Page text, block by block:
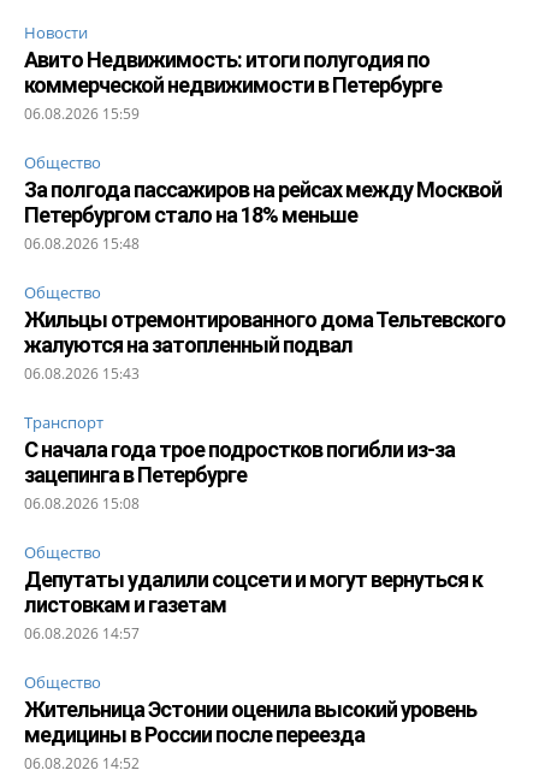
Новости
Авито Недвижимость: итоги полугодия по
коммерческой недвижимости в Петербурге
06.08.2026 15:59
Общество
За полгода пассажиров на рейсах между Москвой
Петербургом стало на 18% меньше
06.08.2026 15:48
Общество
Жильцы отремонтированного дома Тельтевского
жалуются на затопленный подвал
06.08.2026 15:43
Транспорт
С начала года трое подростков погибли из-за
зацепинга в Петербурге
06.08.2026 15:08
Общество
Депутаты удалили соцсети и могут вернуться к
листовкам и газетам
06.08.2026 14:57
Общество
Жительница Эстонии оценила высокий уровень
медицины в России после переезда
06.08.2026 14:52